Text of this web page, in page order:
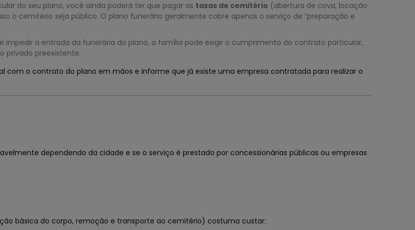
do seu plano, você ainda poderá ter que pagar as taxas de cemitério (abertura de cova, locação
o cemitério seja público. O plano funerário geralmente cobre apenas o serviço de “preparação e
impedir a entrada da funerária do plano, a família pode exigir o cumprimento do contrato particular,
privado preexistente.
com o contrato do plano em mãos e informe que já existe uma empresa contratada para realizar o
dependendo da cidade e se o serviço é prestado por concessionárias públicas ou empresas
básica do corpo, remoção e transporte ao cemitério) costuma custar: